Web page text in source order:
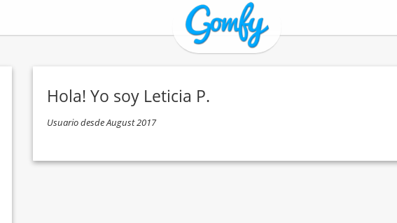
Hola! Yo soy Leticia P.
Usuario desde August 2017